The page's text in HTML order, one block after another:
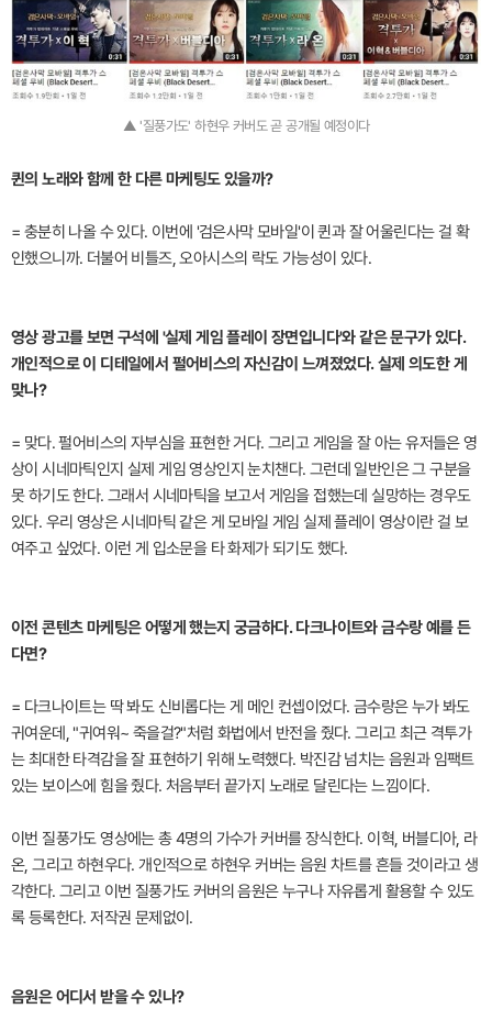
▲ '질풍가도' 하현우 커버도 곧 공개될 예정이다
퀸의 노래와 함께 한 다른 마케팅도 있을까?
= 충분히 나올 수 있다. 이번에 '검은사막 모바일'이 퀸과 잘 어울린다는 걸 확
인했으니까. 더불어 비틀즈, 오아시스의 락도 가능성이 있다.
영상 광고를 보면 구석에 '실제 게임 플레이 장면입니다'와 같은 문구가 있다.
개인적으로 이 디테일에서 펄어비스의 자신감이 느껴졌었다. 실제 의도한 게
맞나?
= 맞다. 펄어비스의 자부심을 표현한 거다. 그리고 게임을 잘 아는 유저들은 영
상이 시네마틱인지 실제 게임 영상인지 눈치챈다. 그런데 일반인은 그 구분을
못 하기도 한다. 그래서 시네마틱을 보고서 게임을 접했는데 실망하는 경우도
있다. 우리 영상은 시네마틱 같은 게 모바일 게임 실제 플레이 영상이란 걸 보
여주고 싶었다. 이런 게 입소문을 타 화제가 되기도 했다.
이전 콘텐츠 마케팅은 어떻게 했는지 궁금하다. 다크나이트와 금수랑 예를 든
다면?
= 다크나이트는 딱 봐도 신비롭다는 게 메인 컨셉이었다. 금수랑은 누가 봐도
귀여운데, "귀여워~ 죽을걸?"처럼 화법에서 반전을 줬다. 그리고 최근 격투가
는 최대한 타격감을 잘 표현하기 위해 노력했다. 박진감 넘치는 음원과 임팩트
있는 보이스에 힘을 줬다. 처음부터 끝가지 노래로 달린다는 느낌이다.
이번 질풍가도 영상에는 총 4명의 가수가 커버를 장식한다. 이혁, 버블디아, 라
온, 그리고 하현우다. 개인적으로 하현우 커버는 음원 차트를 흔들 것이라고 생
각한다. 그리고 이번 질풍가도 커버의 음원은 누구나 자유롭게 활용할 수 있도
록 등록한다. 저작권 문제없이.
음원은 어디서 받을 수 있나?